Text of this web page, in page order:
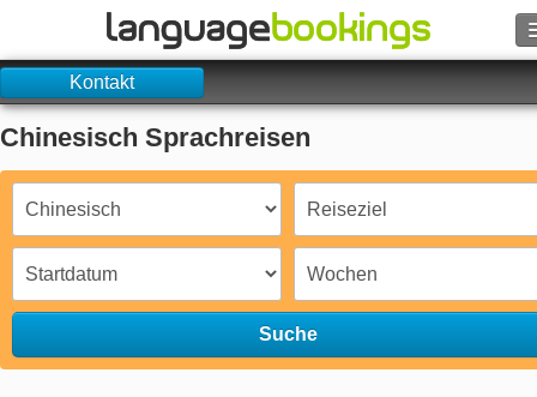
Kontakt
DURCHSUCHEN
Login
Kontakt
Chinesisch Sprachreisen
Suche